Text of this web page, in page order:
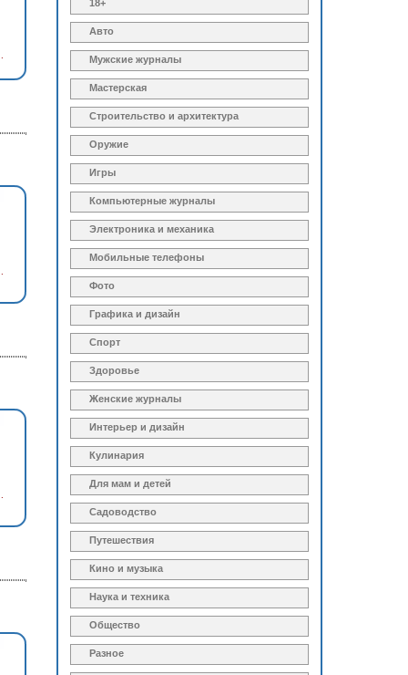
18+
Авто
Мужские журналы
Мастерская
Строительство и архитектура
Оружие
Игры
Компьютерные журналы
Электроника и механика
Мобильные телефоны
Фото
Графика и дизайн
Спорт
Здоровье
Женские журналы
Интерьер и дизайн
Кулинария
Для мам и детей
Садоводство
Путешествия
Кино и музыка
Наука и техника
Общество
Разное